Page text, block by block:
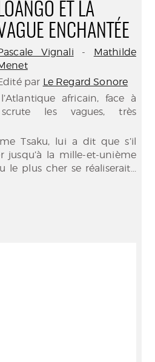
LOANGO ET LA
ENCHANTÉE
Vignali - Mathilde
par Le Regard Sonore
africain, face à
scrute les vagues, très
Tsaku, lui a dit que s’il
jusqu’à la mille-et-unième
le plus cher se réaliserait...